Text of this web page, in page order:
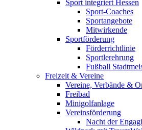
Sport integriert Hessen
Sport-Coaches
Sportangebote
Mitwirkende
Sportförderung
Förderrichtlinie
Sportlerehrung
Fußball
Freizeit & Vereine
Vereine, Verbände &
Freibad
Minigolfanlage
Vereinsförderung
Nacht der